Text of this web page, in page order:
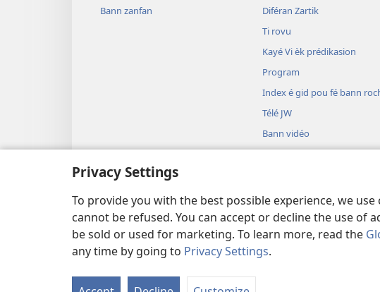
Privacy Settings
To provide you with the best possible experience, we
cannot be refused. You can accept or decline the use of
be sold or used for marketing. To learn more, read the
any time by going to Privacy Settings.
Bann zanfan
Diféran Zartik
Ti rovu
Kayé Vi èk prédikasion
Program
Index é gid pou fé bann
Télé JW
Bann vidéo
Muzik
Lèktur la Bib sou form piès
Copyright © 2026 Watch Tower Bible and Tract